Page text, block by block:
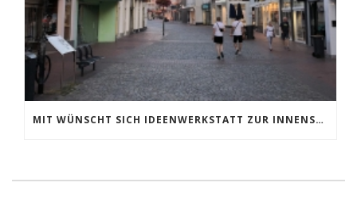
MIT WÜNSCHT SICH IDEENWERKSTATT ZUR INNENSTADTBELEBUNG